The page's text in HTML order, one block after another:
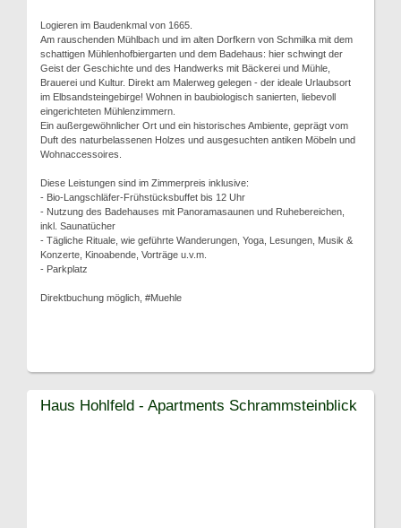
Logieren im Baudenkmal von 1665.
Am rauschenden Mühlbach und im alten Dorfkern von Schmilka mit dem
schattigen Mühlenhofbiergarten und dem Badehaus: hier schwingt der
Geist der Geschichte und des Handwerks mit Bäckerei und Mühle,
Brauerei und Kultur. Direkt am Malerweg gelegen - der ideale Urlaubsort
im Elbsandsteingebirge! Wohnen in baubiologisch sanierten, liebevoll
eingerichteten Mühlenzimmern.
Ein außergewöhnlicher Ort und ein historisches Ambiente, geprägt vom
Duft des naturbelassenen Holzes und ausgesuchten antiken Möbeln und
Wohnaccessoires.
Diese Leistungen sind im Zimmerpreis inklusive:
- Bio-Langschläfer-Frühstücksbuffet bis 12 Uhr
- Nutzung des Badehauses mit Panoramasaunen und Ruhebereichen,
inkl. Saunatücher
- Tägliche Rituale, wie geführte Wanderungen, Yoga, Lesungen, Musik &
Konzerte, Kinoabende, Vorträge u.v.m.
- Parkplatz
Direktbuchung möglich, #Muehle
Haus Hohlfeld - Apartments Schrammsteinblick